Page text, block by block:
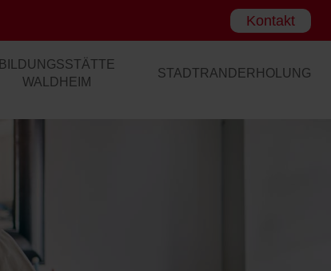
Kontakt
BILDUNGSSTÄTTE
WALDHEIM
STADTRANDERHOLUNG